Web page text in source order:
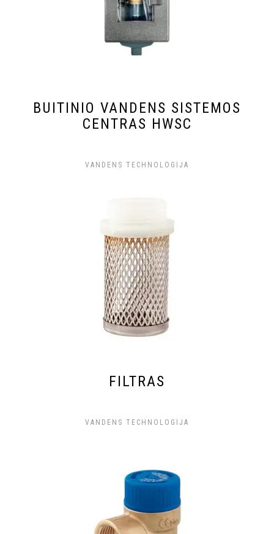
BUITINIO VANDENS SISTEMOS
CENTRAS HWSC
VANDENS TECHNOLOGIJA
FILTRAS
VANDENS TECHNOLOGIJA